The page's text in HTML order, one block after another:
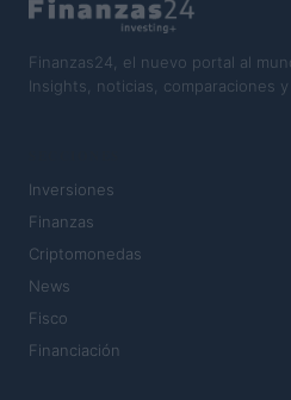
Finanzas24, el nuevo portal al
Insights, noticias, comparaciones y
Inversiones
Finanzas
Criptomonedas
News
Fisco
Financiación